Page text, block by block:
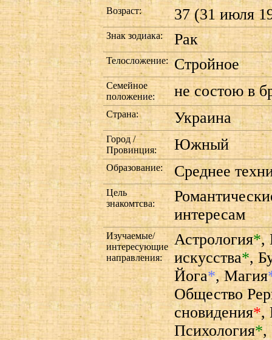
Возраст: 37 (31 июля
Знак зодиака: Рак
Телосложение: Стройное
Семейное
положение:
не состою в
Страна: Украина
Город /
Провинция:
Южный
Образование: Среднее
Цель
знакомтсва:
интересам
Изучаемые/
интересующие
направления:
Астрология*,
искусства*,
Йога*,Магия
Общество
сновидения*,
Психология*,